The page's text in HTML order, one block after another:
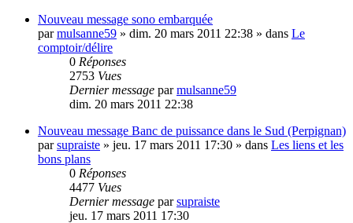
Nouveau message sono embarquée
parmulsanne59 » dim. 20 mars 2011 22:38 » dans Le
comptoir/délire
0 Réponses
2753 Vues
Dernier message parmulsanne59
dim. 20 mars 2011 22:38
Nouveau message Banc de puissance dans le Sud (Perpignan)
parsupraiste » jeu. 17 mars 2011 17:30 » dans Les liens et les
bons plans
0 Réponses
4477 Vues
Dernier message parsupraiste
jeu. 17 mars 2011 17:30